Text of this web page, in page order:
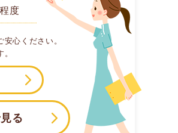
度
心ください。
る